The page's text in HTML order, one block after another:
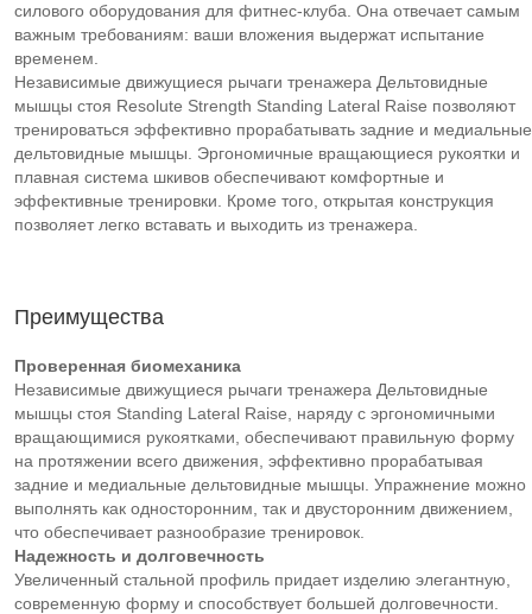
силового оборудования для фитнес-клуба. Она отвечает самым
важным требованиям: ваши вложения выдержат испытание
временем.
Независимые движущиеся рычаги тренажера Дельтовидные
мышцы стоя Resolute Strength Standing Lateral Raise позволяют
тренироваться эффективно прорабатывать задние и медиальные
дельтовидные мышцы. Эргономичные вращающиеся рукоятки и
плавная система шкивов обеспечивают комфортные и
эффективные тренировки. Кроме того, открытая конструкция
позволяет легко вставать и выходить из тренажера.
Преимущества
Проверенная биомеханика
Независимые движущиеся рычаги тренажера Дельтовидные
мышцы стоя Standing Lateral Raise, наряду с эргономичными
вращающимися рукоятками, обеспечивают правильную форму
на протяжении всего движения, эффективно прорабатывая
задние и медиальные дельтовидные мышцы. Упражнение можно
выполнять как односторонним, так и двусторонним движением,
что обеспечивает разнообразие тренировок.
Надежность и долговечность
Увеличенный стальной профиль придает изделию элегантную,
современную форму и способствует большей долговечности.